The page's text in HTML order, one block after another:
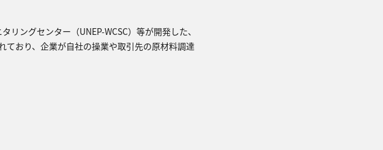
ングセンター（UNEP-WCSC）等が開発した、
ており、企業が自社の操業や取引先の原材料調達